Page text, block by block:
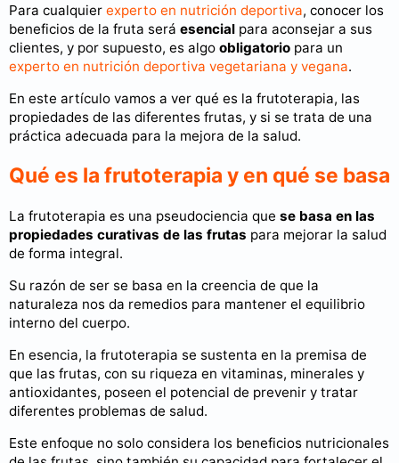
Para cualquier experto en nutrición deportiva, conocer los
beneficios de la fruta será esencial para aconsejar a sus
clientes, y por supuesto, es algo obligatorio para un
experto en nutrición deportiva vegetariana y vegana.
En este artículo vamos a ver qué es la frutoterapia, las
propiedades de las diferentes frutas, y si se trata de una
práctica adecuada para la mejora de la salud.
Qué es la frutoterapia y en qué se basa
La frutoterapia es una pseudociencia que se basa en las
propiedades curativas de las frutas para mejorar la salud
de forma integral.
Su razón de ser se basa en la creencia de que la
naturaleza nos da remedios para mantener el equilibrio
interno del cuerpo.
En esencia, la frutoterapia se sustenta en la premisa de
que las frutas, con su riqueza en vitaminas, minerales y
antioxidantes, poseen el potencial de prevenir y tratar
diferentes problemas de salud.
Este enfoque no solo considera los beneficios nutricionales